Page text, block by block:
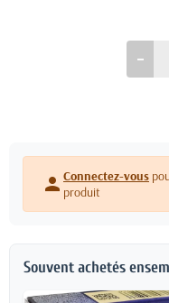
person Connectez-vous
produit
Souvent achetés